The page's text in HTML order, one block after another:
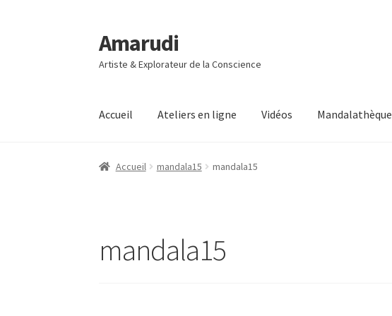
Aller
à
la
Aller
au
contenu
Amarudi
Artiste & Explorateur de la Conscience
Accueil Ateliers en ligne Vidéos Mandalathèque
Accueil Accueil Ateliers en ligne Boutique
Accueil mandala15 mandala15
mandala15